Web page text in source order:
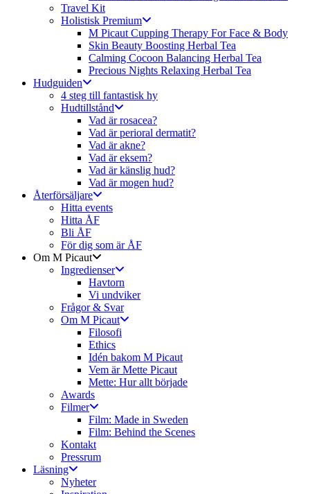
Travel Kit
Holistisk Premium
M Picaut Cupping Therapy For Face & Body
Skin Beauty Boosting Herbal Tea
Calming Cocoon Balancing Herbal Tea
Precious Nights Relaxing Herbal Tea
Hudguiden
4 steg till fantastisk hy
Hudtillstånd
Vad är rosacea?
Vad är perioral dermatit?
Vad är akne?
Vad är eksem?
Vad är känslig hud?
Vad är mogen hud?
Återförsäljare
Hitta events
Hitta ÅF
Bli ÅF
För dig som är ÅF
Om M Picaut
Ingredienser
Havtorn
Vi undviker
Frågor & Svar
Om M Picaut
Filosofi
Ethics
Idén bakom M Picaut
Vem är Mette Picaut
Mette: Hur allt började
Awards
Filmer
Film: Made in Sweden
Film: Behind the Scenes
Kontakt
Pressrum
Läsning
Nyheter